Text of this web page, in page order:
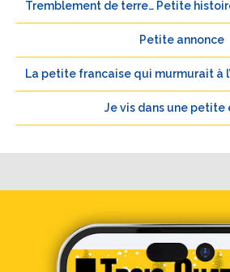
Tremblement de terre… Petite
Petite annonce
La petite francaise qui murmurait à
Je vis dans une petite